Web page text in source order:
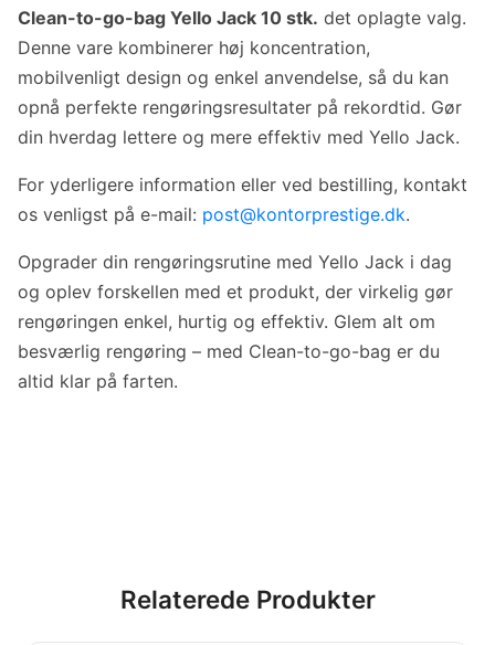
Clean-to-go-bag Yello Jack 10 stk. det oplagte valg.
Denne vare kombinerer høj koncentration,
mobilvenligt design og enkel anvendelse, så du kan
opnå perfekte rengøringsresultater på rekordtid. Gør
din hverdag lettere og mere effektiv med Yello Jack.
For yderligere information eller ved bestilling, kontakt
os venligst på e-mail: post@kontorprestige.dk.
Opgrader din rengøringsrutine med Yello Jack i dag
og oplev forskellen med et produkt, der virkelig gør
rengøringen enkel, hurtig og effektiv. Glem alt om
besværlig rengøring – med Clean-to-go-bag er du
altid klar på farten.
Relaterede Produkter